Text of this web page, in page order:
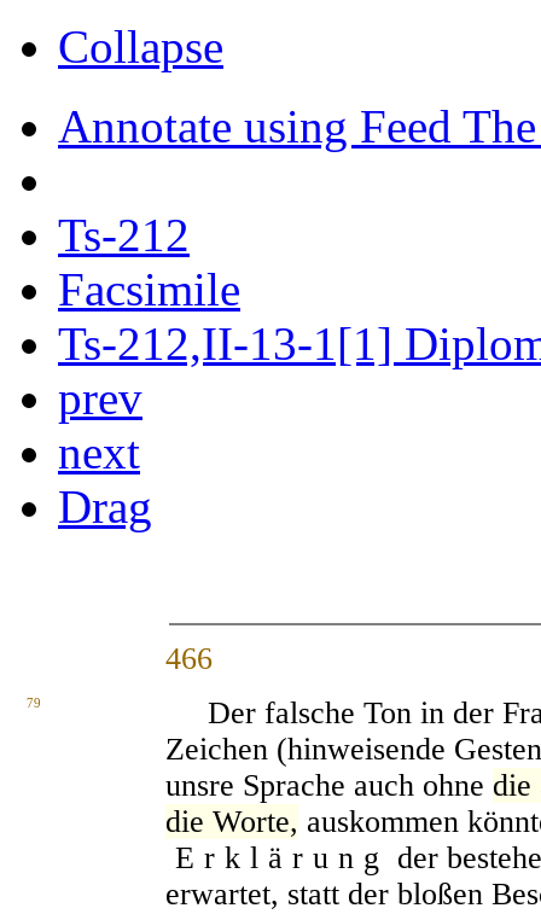
Collapse
Annotate using Feed
Ts-212
Facsimile
Ts-212,II-13-1[1]
prev
next
Drag
466
79
Der falsche Ton in der
Zeichen (hinweisende
unsre Sprache auch ohne die
die Worte, auskommen
Erklärung der
erwartet, statt der bloßen